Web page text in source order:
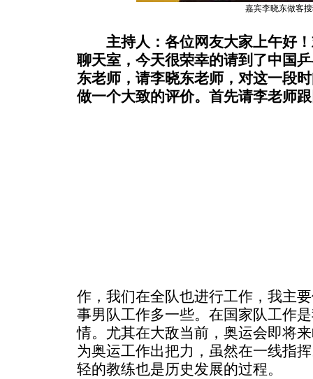
嘉宾李晓东做客
主持人：各位网友大家上午好
聊天室，今天很荣幸的请到了中国
东老师，请李晓东老师，对这一段
做一个大致的评价。首先请李老师
作，我们在全队也进行工作，我主
事男队工作多一些。在国家队工作
情。尤其在大敌当前，奥运会即将
为奥运工作出把力，虽然在一线指
轻的教练也是历史发展的过程。